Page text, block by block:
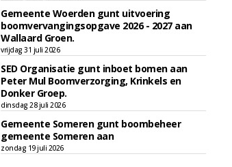
Gemeente Woerden gunt uitvoering
boomvervangingsopgave 2026 - 2027 aan
Wallaard Groen.
vrijdag 31 juli 2026
SED Organisatie gunt inboet bomen aan
Peter Mul Boomverzorging, Krinkels en
Donker Groep.
dinsdag 28 juli 2026
Gemeente Someren gunt boombeheer
gemeente Someren aan
zondag 19 juli 2026